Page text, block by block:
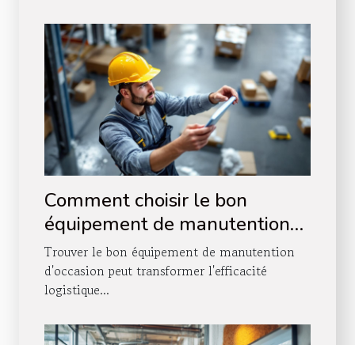
Comment choisir le bon
équipement de manutention
d'occasion ?
Trouver le bon équipement de manutention
d'occasion peut transformer l'efficacité
logistique...